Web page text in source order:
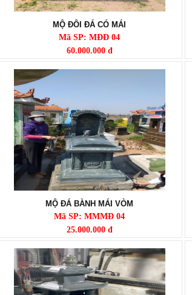
MỘ ĐÔI ĐÁ CÓ MÁI
Mã SP: MĐĐ 04
60.000.000 đ
MỘ ĐÁ BÀNH MÁI VÒM
Mã SP: MMMĐ 04
25.000.000 đ